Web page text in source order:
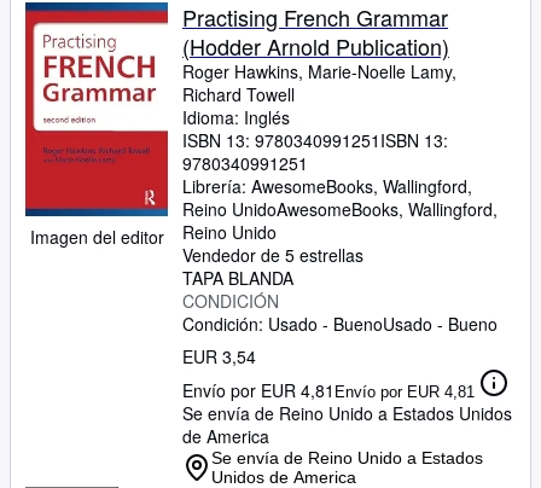
Imagen del editor
Practising French Grammar
(Hodder Arnold Publication)
Roger Hawkins, Marie-Noelle Lamy,
Richard Towell
Idioma: Inglés
ISBN 13: 9780340991251 ISBN 13:
9780340991251
Librería: AwesomeBooks, Wallingford,
Reino UnidoAwesomeBooks, Wallingford,
Reino Unido
Vendedor de 5 estrellas
TAPA BLANDA
CONDICIÓN
Condición: Usado - BuenoUsado - Bueno
EUR 3,54
Envío por EUR 4,81 Envío por EUR 4,81
Se envía de Reino Unido a Estados Unidos
de America
Se envía de Reino Unido a Estados
Unidos de America